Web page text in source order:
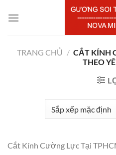
đến
TRANG CHỦ / CẮT KÍNH
THEO
Cắt Kính Cường Lực Tại